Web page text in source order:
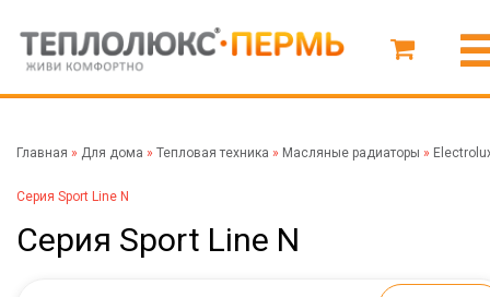
Главная » Для дома » Тепловая техника » Масляные радиаторы »
Cерия Sport Line N
Cерия Sport Line N